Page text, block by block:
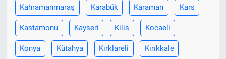
Kahramanmaraş Karabük Karaman Kars
Kastamonu Kayseri Kilis Kocaeli
Konya Kütahya Kırklareli Kırıkkale